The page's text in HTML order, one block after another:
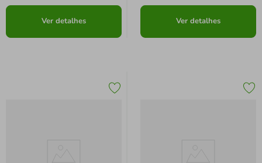
Ver detalhes Ver detalhes